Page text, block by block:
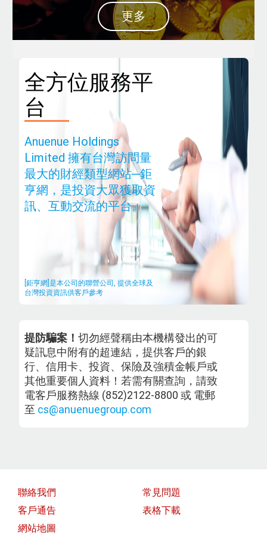
更多
全方位服務平
台
Anuenue Holdings
Limited 擁有台灣訪問量
最大的財經類型網站─鉅
亨網，是投資大眾獲取資
訊、互動交流的平台。
[鉅亨網]是本公司的聯營公司, 提供全球及
台灣投資資訊供客戶參考
提防騙案！ 切勿經聲稱由本機構發出的可
疑訊息中附有的超連結，提供客戶的銀
行、信用卡、投資、保險及強積金帳戶或
其他重要個人資料！若需有關查詢，請致
電客戶服務熱線 (852)2122-8800 或 電郵
至 cs@anuenuegroup.com
聯絡我們
常見問題
客戶通告
表格下載
網站地圖